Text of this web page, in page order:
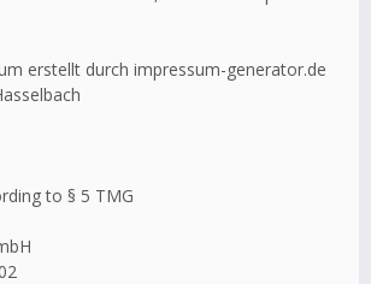
erstellt durch impressum-generator.de
to § 5 TMG